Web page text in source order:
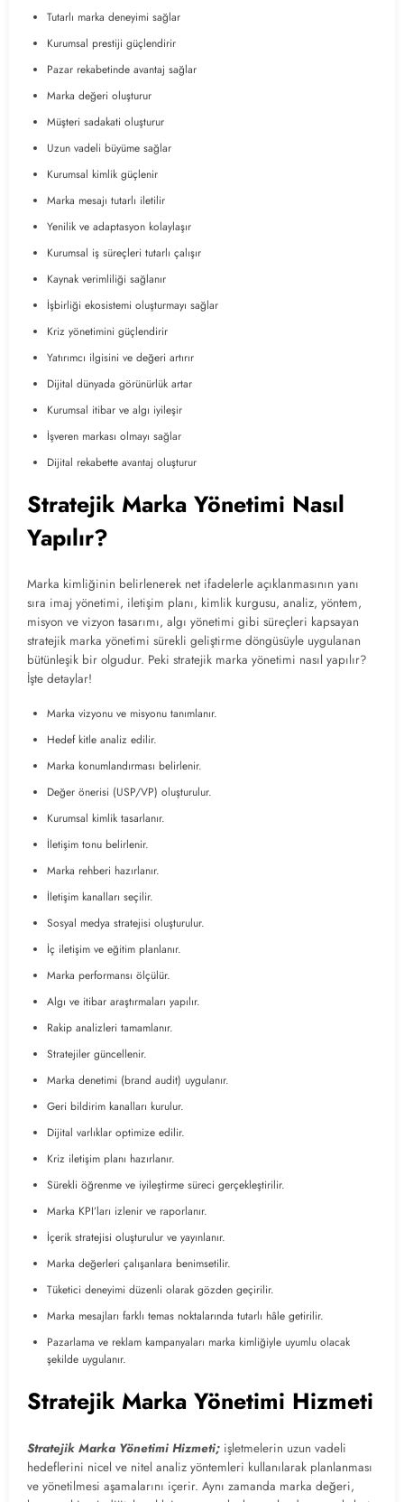
Tutarlı marka deneyimi sağlar
Kurumsal prestiji güçlendirir
Pazar rekabetinde avantaj sağlar
Marka değeri oluşturur
Müşteri sadakati oluşturur
Uzun vadeli büyüme sağlar
Kurumsal kimlik güçlenir
Marka mesajı tutarlı iletilir
Yenilik ve adaptasyon kolaylaşır
Kurumsal iş süreçleri tutarlı çalışır
Kaynak verimliliği sağlanır
İşbirliği ekosistemi oluşturmayı sağlar
Kriz yönetimini güçlendirir
Yatırımcı ilgisini ve değeri artırır
Dijital dünyada görünürlük artar
Kurumsal itibar ve algı iyileşir
İşveren markası olmayı sağlar
Dijital rekabette avantaj oluşturur
Stratejik Marka Yönetimi Nasıl
Yapılır?
Marka kimliğinin belirlenerek net ifadelerle açıklanmasının yanı
sıra imaj yönetimi, iletişim planı, kimlik kurgusu, analiz, yöntem,
misyon ve vizyon tasarımı, algı yönetimi gibi süreçleri kapsayan
stratejik marka yönetimi sürekli geliştirme döngüsüyle uygulanan
bütünleşik bir olgudur. Peki stratejik marka yönetimi nasıl yapılır?
İşte detaylar!
Marka vizyonu ve misyonu tanımlanır.
Hedef kitle analiz edilir.
Marka konumlandırması belirlenir.
Değer önerisi (USP/VP) oluşturulur.
Kurumsal kimlik tasarlanır.
İletişim tonu belirlenir.
Marka rehberi hazırlanır.
İletişim kanalları seçilir.
Sosyal medya stratejisi oluşturulur.
İç iletişim ve eğitim planlanır.
Marka performansı ölçülür.
Algı ve itibar araştırmaları yapılır.
Rakip analizleri tamamlanır.
Stratejiler güncellenir.
Marka denetimi (brand audit) uygulanır.
Geri bildirim kanalları kurulur.
Dijital varlıklar optimize edilir.
Kriz iletişim planı hazırlanır.
Sürekli öğrenme ve iyileştirme süreci gerçekleştirilir.
Marka KPI’ları izlenir ve raporlanır.
İçerik stratejisi oluşturulur ve yayınlanır.
Marka değerleri çalışanlara benimsetilir.
Tüketici deneyimi düzenli olarak gözden geçirilir.
Marka mesajları farklı temas noktalarında tutarlı hâle getirilir.
Pazarlama ve reklam kampanyaları marka kimliğiyle uyumlu olacak
şekilde uygulanır.
Stratejik Marka Yönetimi Hizmeti
Stratejik Marka Yönetimi Hizmeti; işletmelerin uzun vadeli
hedeflerini nicel ve nitel analiz yöntemleri kullanılarak planlanması
ve yönetilmesi aşamalarını içerir. Aynı zamanda marka değeri,